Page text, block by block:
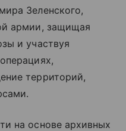
Зеленского,
армии, защищая
и участвуя
территорий,
на основе архивных